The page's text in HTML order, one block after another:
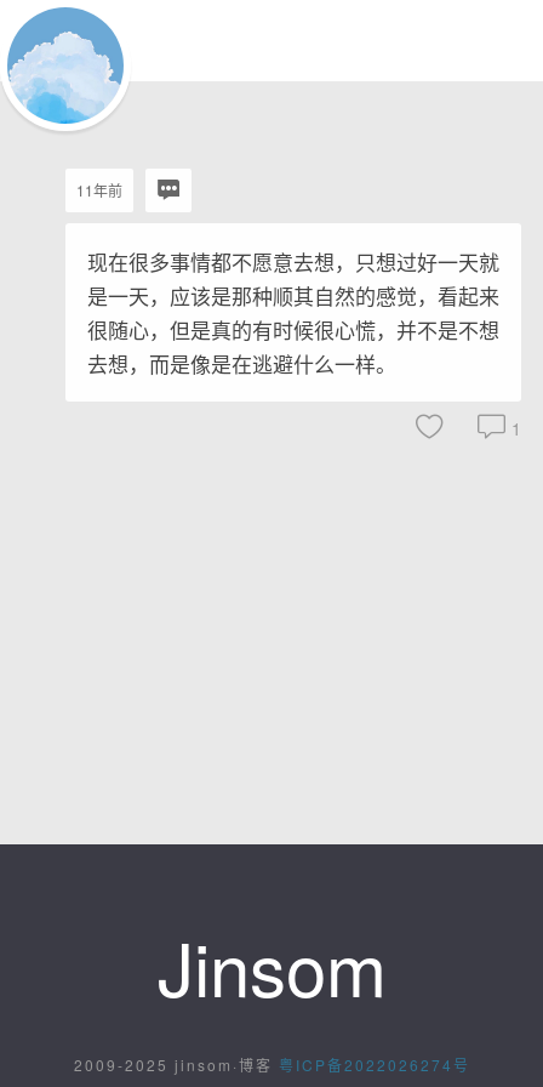
11年前
现在很多事情都不愿意去想，只想过好一天就
是一天，应该是那种顺其自然的感觉，看起来
很随心，但是真的有时候很心慌，并不是不想
去想，而是像是在逃避什么一样。
1
Jinsom
2009-2025 jinsom·博客 粤ICP备2022026274号